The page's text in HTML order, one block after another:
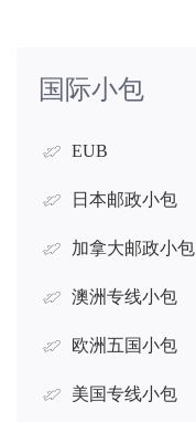
国际小包
EUB
日本邮政小包
加拿大邮政小包
澳洲专线小包
欧洲五国小包
美国专线小包